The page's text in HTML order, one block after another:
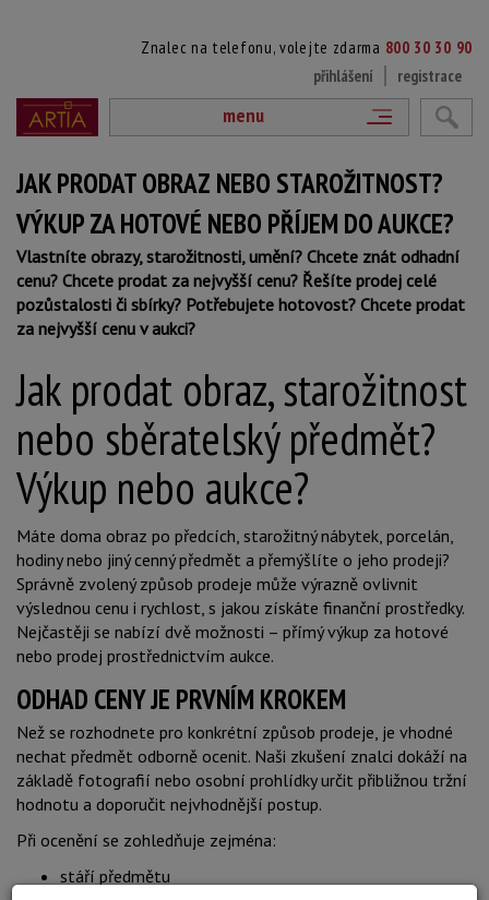
Znalec na telefonu, volejte zdarma 800 30 30 90
přihlášení
registrace
menu
JAK PRODAT OBRAZ NEBO STAROŽITNOST?
VÝKUP ZA HOTOVÉ NEBO PŘÍJEM DO AUKCE?
Vlastníte obrazy, starožitnosti, umění? Chcete znát odhadní
cenu? Chcete prodat za nejvyšší cenu? Řešíte prodej celé
pozůstalosti či sbírky? Potřebujete hotovost? Chcete prodat
za nejvyšší cenu v aukci?
Jak prodat obraz, starožitnost
nebo sběratelský předmět?
Výkup nebo aukce?
Máte doma obraz po předcích, starožitný nábytek, porcelán,
hodiny nebo jiný cenný předmět a přemýšlíte o jeho prodeji?
Správně zvolený způsob prodeje může výrazně ovlivnit
výslednou cenu i rychlost, s jakou získáte finanční prostředky.
Nejčastěji se nabízí dvě možnosti – přímý výkup za hotové
nebo prodej prostřednictvím aukce.
ODHAD CENY JE PRVNÍM KROKEM
Než se rozhodnete pro konkrétní způsob prodeje, je vhodné
nechat předmět odborně ocenit. Naši zkušení znalci dokáží na
základě fotografií nebo osobní prohlídky určit přibližnou tržní
hodnotu a doporučit nejvhodnější postup.
Při ocenění se zohledňuje zejména:
stáří předmětu